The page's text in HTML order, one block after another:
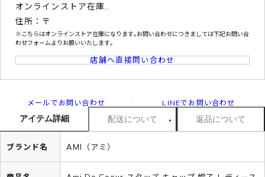
オンラインストア在庫..
住所：〒
※こちらはオンラインストア在庫になります｡お問い合わせにつきましては下記お問い合
わせフォームよりお願いいたします｡
店舗へ直接問い合わせ
メールでお問い合わせ LINEでお問い合わせ
アイテム詳細 配送について 返品について
ブランド名 AMI（アミ）